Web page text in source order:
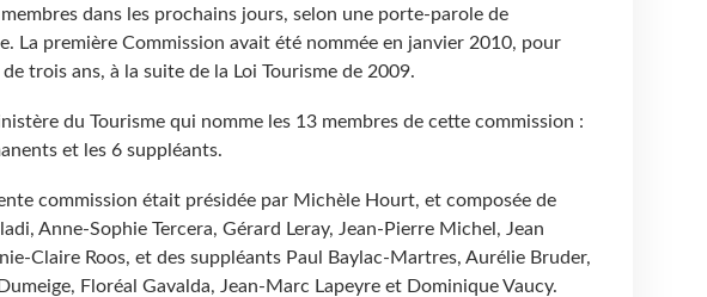
dans les prochains jours, selon une porte-parole de
La première Commission avait été nommée en janvier 2010, pour
trois ans, à la suite de la Loi Tourisme de 2009.
du Tourisme qui nomme les 13 membres de cette commission :
et les 6 suppléants.
commission était présidée par Michèle Hourt, et composée de
Anne-Sophie Tercera, Gérard Leray, Jean-Pierre Michel, Jean
Claire Roos, et des suppléants Paul Baylac-Martres, Aurélie Bruder,
Floréal Gavalda, Jean-Marc Lapeyre et Dominique Vaucy.